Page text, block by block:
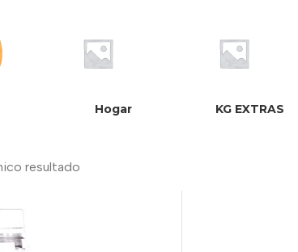
Hogar KG EXTRAS
resultado